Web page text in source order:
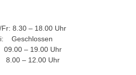
Fr: 8.30 – 18.00 Uhr
Geschlossen
– 19.00 Uhr
8.00 – 12.00 Uhr